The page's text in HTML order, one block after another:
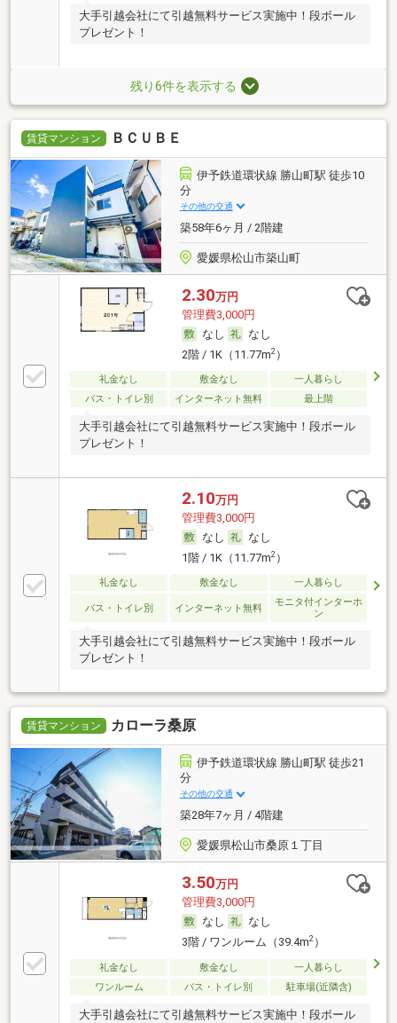
大手引越会社にて引越無料サービス実施中！段ボール
プレゼント！
残り6件を表示する
賃貸マンション ＢＣＵＢＥ
伊予鉄道環状線 勝山町駅 徒歩10
分
その他の交通
築58年6ヶ月 / 2階建
愛媛県松山市築山町
2.30万円
管理費3,000円
なし
なし
2階 / 1K（11.77m2）
礼金なし 敷金なし
一人暮らし
バス・トイレ別
インターネット無料 最上階
大手引越会社にて引越無料サービス実施中！段ボール
プレゼント！
2.10万円
管理費3,000円
なし
なし
1階 / 1K（11.77m2）
礼金なし 敷金なし 一人暮らし
バス・トイレ別 インターネット無料
モニタ付インターホ
ン
大手引越会社にて引越無料サービス実施中！段ボール
プレゼント！
賃貸マンション カローラ桑原
伊予鉄道環状線 勝山町駅 徒歩21
分
その他の交通
築28年7ヶ月 / 4階建
愛媛県松山市桑原１丁目
3.50万円
管理費3,000円
なし
なし
3階 / ワンルーム（39.4m2）
礼金なし 敷金なし
一人暮らし
ワンルーム
バス・トイレ別 駐車場(近隣含)
大手引越会社にて引越無料サービス実施中！段ボール